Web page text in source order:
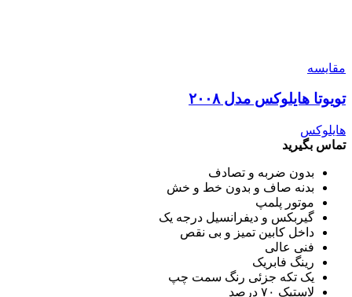
مقایسه
تویوتا هایلوکس مدل ۲۰۰۸
هایلوکس
تماس بگیرید
بدون ضربه و تصادف
بدنه صاف و بدون خط و خش
موتور پلمپ
گیربکس و دیفرانسیل درجه یک
داخل کابین تمیز و بی نقص
فنی عالی
رینگ فابریک
یک تکه جزئی رنگ سمت چپ
لاستیک ۷۰ درصد